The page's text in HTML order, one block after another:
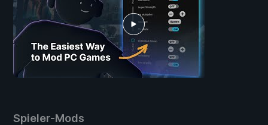
Spieler-Mods